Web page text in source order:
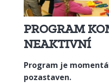
PROGRAM
NEAKTIVNÍ
Program je
pozastaven.